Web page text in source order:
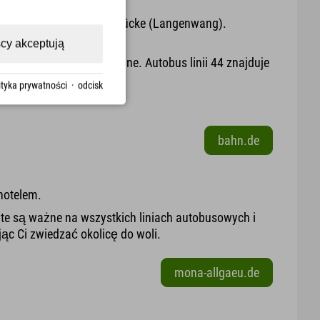
przystanku Breitachbrücke (Langenwang).
tylko pociągi regionalne. Autobus linii 44 znajduje
bahn.de
są ważne na wszystkich liniach autobusowych i
Ci zwiedzać okolicę do woli.
mona-allgaeu.de
akceptują
prywatności · odcisk